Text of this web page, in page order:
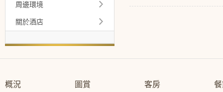
周邊環境
關於酒店
概況 圖賞 客房